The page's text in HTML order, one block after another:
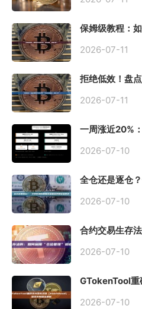
保姆级教程：
2026-07-11
拒绝低效！盘
2026-07-11
一周涨近20%
2026-07-10
全仓还是逐仓
2026-07-10
合约交易生存
2026-07-10
GTokenTool重
2026-07-10